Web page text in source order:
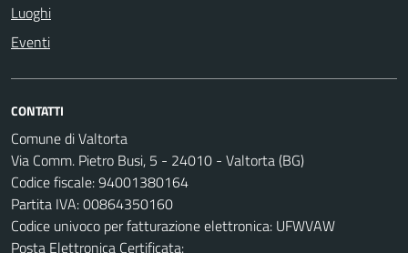
Luoghi
Eventi
CONTATTI
Comune di Valtorta
Via Comm. Pietro Busi, 5 - 24010 - Valtorta (BG)
Codice fiscale: 94001380164
Partita IVA: 00864350160
Codice univoco per fatturazione elettronica: UFWVAW
Posta Elettronica Certificata: